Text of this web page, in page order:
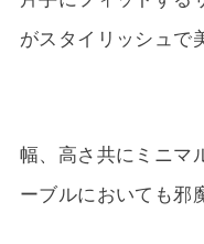
がスタイリッシュで
幅、高さ共にミニマ
ーブルにおいても邪